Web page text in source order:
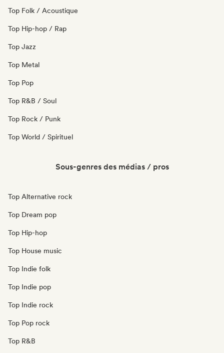
Top Folk / Acoustique
Top Hip-hop / Rap
Top Jazz
Top Metal
Top Pop
Top R&B / Soul
Top Rock / Punk
Top World / Spirituel
Sous-genres des médias / pros
Top Alternative rock
Top Dream pop
Top Hip-hop
Top House music
Top Indie folk
Top Indie pop
Top Indie rock
Top Pop rock
Top R&B